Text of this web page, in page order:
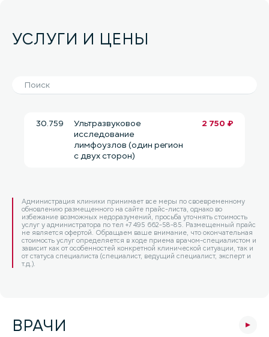
УСЛУГИ И ЦЕНЫ
30.759
Ультразвуковое
исследование
лимфоузлов (один регион
с двух сторон)
2 750 ₽
Администрация клиники принимает все меры по своевременному
обновлению размещенного на сайте прайс-листа, однако во
избежание возможных недоразумений, просьба уточнять стоимость
услуг у администратора по тел +7 495 662-58-85. Размещенный прайс
не является офертой. Обращаем ваше внимание, что окончательная
стоимость услуг определяется в ходе приема врачом-специалистом и
зависит как от особенностей конкретной клинической ситуации, так и
от статуса специалиста (специалист, ведущий специалист, эксперт и
т.д.).
ВРАЧИ